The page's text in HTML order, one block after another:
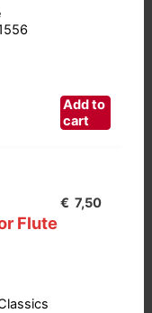
Add to
cart
Flute
€ 7,50